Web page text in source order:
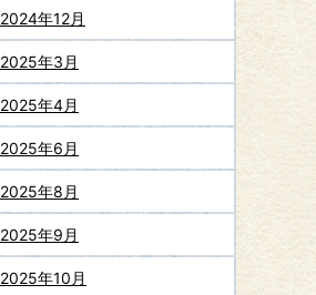
2024年12月
2025年3月
2025年4月
2025年6月
2025年8月
2025年9月
2025年10月